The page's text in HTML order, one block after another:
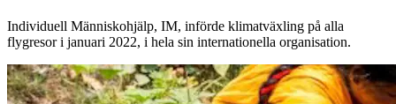
Individuell Människohjälp, IM, införde klimatväxling på alla
flygresor i januari 2022, i hela sin internationella organisation.